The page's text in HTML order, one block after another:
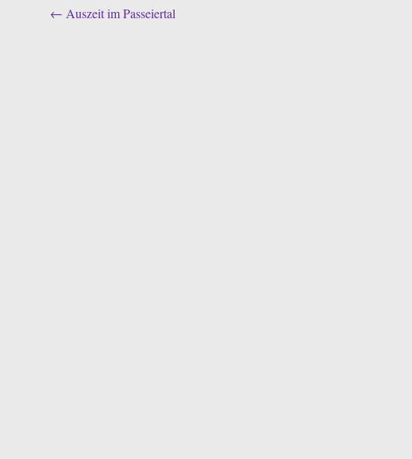
Post
← Auszeit im Passeiertal